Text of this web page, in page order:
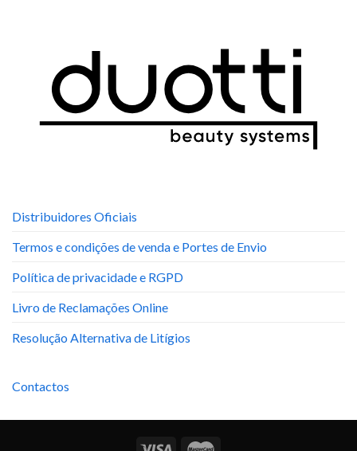
Distribuidores Oficiais
Termos e condições de venda e Portes de Envio
Política de privacidade e RGPD
Livro de Reclamações Online
Resolução Alternativa de Litígios
Contactos